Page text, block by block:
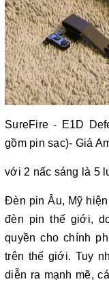
SureFire - E1D
gồm pin sạc)- Giá
với 2 nấc sáng là 5
Đèn pin Âu, Mỹ
đèn pin thế giới,
quyền cho chính
trên thế giới. Tuy
diễn ra mạnh mẽ,